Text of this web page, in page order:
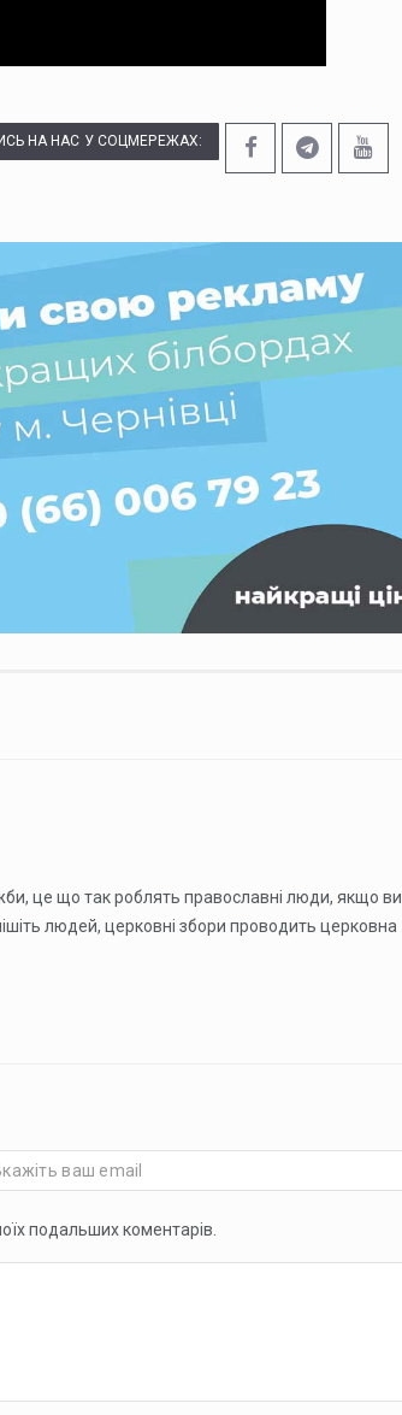
НА НАС У СОЦМЕРЕЖАХ:
це що так роблять православні люди, якщо ви
людей, церковні збори проводить церковна
подальших коментарів.